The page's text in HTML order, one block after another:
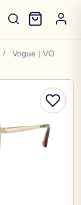
/
Vogue | VO